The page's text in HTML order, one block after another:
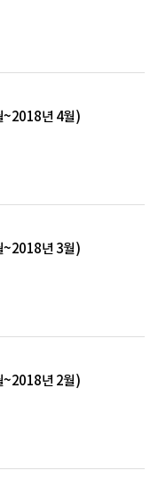
~2018년 4월)
~2018년 3월)
~2018년 2월)